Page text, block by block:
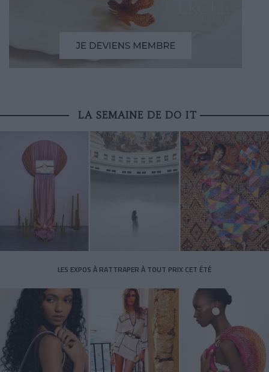
LA SEMAINE DE DO IT
LES EXPOS À RATTRAPER À TOUT PRIX CET ÉTÉ